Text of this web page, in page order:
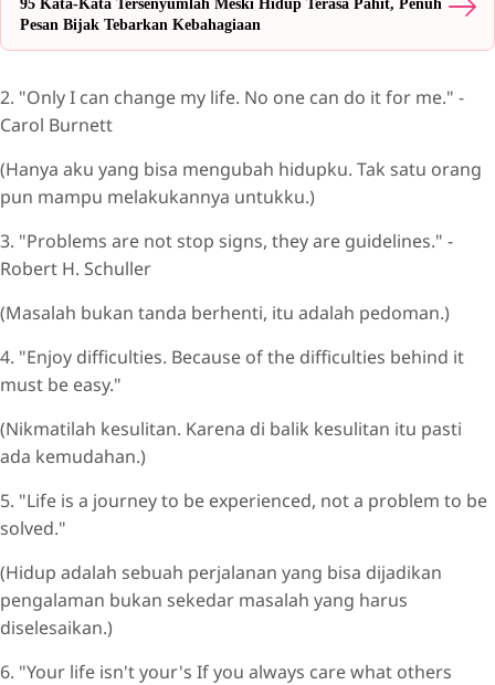
95 Kata-Kata Tersenyumlah Meski Hidup Terasa Pahit, Penuh
Pesan Bijak Tebarkan Kebahagiaan
2. "Only I can change my life. No one can do it for me." -
Carol Burnett
(Hanya aku yang bisa mengubah hidupku. Tak satu orang
pun mampu melakukannya untukku.)
3. "Problems are not stop signs, they are guidelines." -
Robert H. Schuller
(Masalah bukan tanda berhenti, itu adalah pedoman.)
4. "Enjoy difficulties. Because of the difficulties behind it
must be easy."
(Nikmatilah kesulitan. Karena di balik kesulitan itu pasti
ada kemudahan.)
5. "Life is a journey to be experienced, not a problem to be
solved."
(Hidup adalah sebuah perjalanan yang bisa dijadikan
pengalaman bukan sekedar masalah yang harus
diselesaikan.)
6. "Your life isn't your's If you always care what others